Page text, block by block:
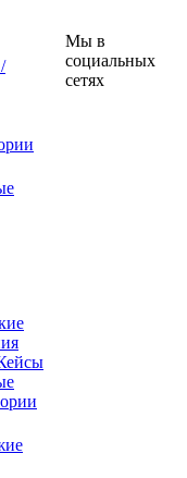
Мы в
социальных
сетях